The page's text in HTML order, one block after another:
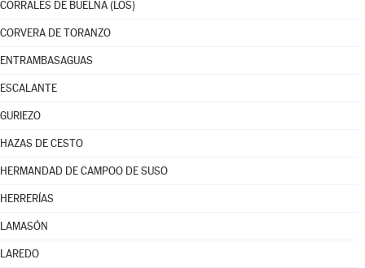
CORRALES DE BUELNA (LOS)
CORVERA DE TORANZO
ENTRAMBASAGUAS
ESCALANTE
GURIEZO
HAZAS DE CESTO
HERMANDAD DE CAMPOO DE SUSO
HERRERÍAS
LAMASÓN
LAREDO